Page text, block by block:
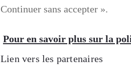
Continuer sans accepter ».
Pour en savoir plus sur la
Lien vers les partenaires